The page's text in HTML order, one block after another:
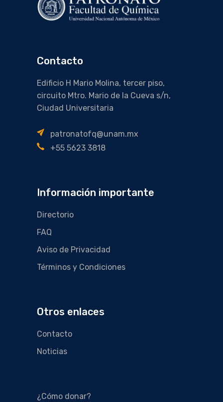
Contacto
Edificio H Mario Molina, tercer piso,
circuito Mtro. Mario de la Cueva s/n,
Ciudad Universitaria
patronatofq@unam.mx
+55 5623 3818
Información importante
Directorio
FAQ
Aviso de Privacidad
Términos y Condiciones
Otros enlaces
Contacto
Noticias
¿Cómo donar?